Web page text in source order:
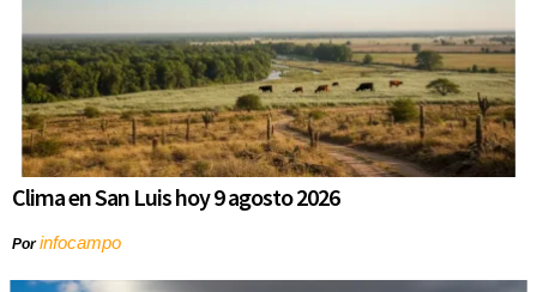
Clima en San Luis hoy 9 agosto 2026
Porinfocampo